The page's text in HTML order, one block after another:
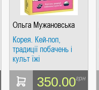
Ольга Мужановська
Корея. Кей-поп,
традиції побачень і
культ їжі
350.00грн